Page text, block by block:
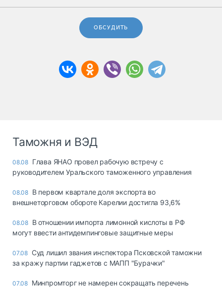
ОБСУДИТЬ
Таможня и ВЭД
08.08 Глава ЯНАО провел рабочую встречу с
руководителем Уральского таможенного управления
08.08 В первом квартале доля экспорта во
внешнеторговом обороте Карелии достигла 93,6%
08.08 В отношении импорта лимонной кислоты в РФ
могут ввести антидемпинговые защитные меры
07.08 Суд лишил звания инспектора Псковской таможни
за кражу партии гаджетов с МАПП "Бурачки"
07.08 Минпромторг не намерен сокращать перечень